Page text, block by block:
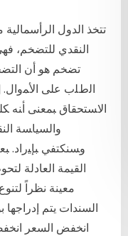
تتخذ الدول
النقدي للتضخم،
تضخم هو أن
ﺍﻻﺴﺘﺤﻘﺎﻕ ﺒﻤﻌﻨﻰ ﺃﻨﻪ
ﻭﺍﻟﺴﻴﺎﺴﺔ
ﻭﺴﻨﻜﺘﻔﻲ
القيمة العادلة
معينة نظراً
السندات يتم إدراجها